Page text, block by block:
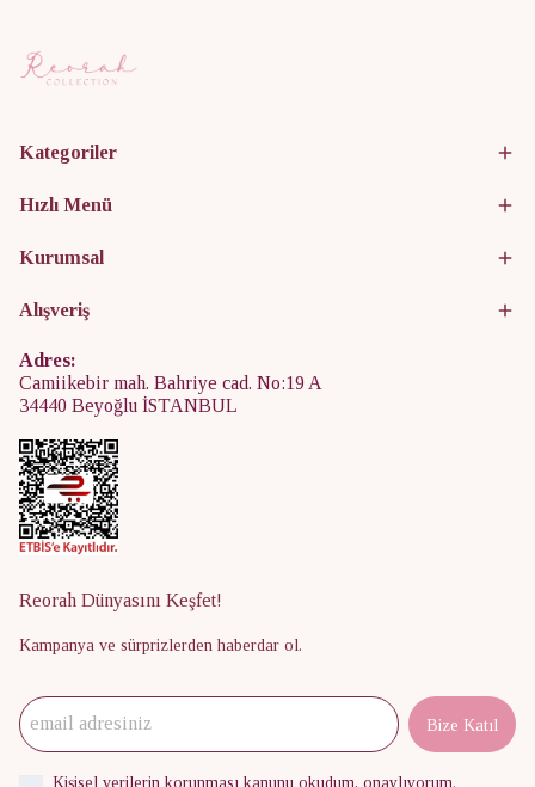
Kategoriler
Hızlı Menü
Kurumsal
Alışveriş
Adres:
Camiikebir mah. Bahriye cad. No:19 A
34440 Beyoğlu İSTANBUL
Reorah Dünyasını Keşfet!
Kampanya ve sürprizlerden haberdar ol.
Bize Katıl
Kişisel verilerin korunması kanunu okudum, onaylıyorum.